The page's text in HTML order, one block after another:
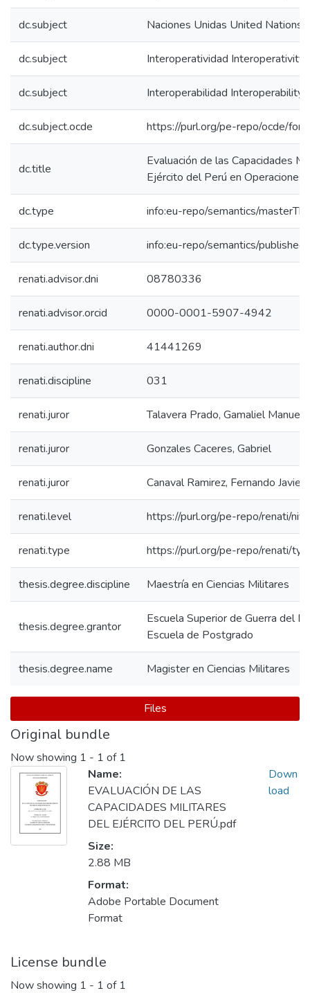
dc.subject Naciones Unidas United Nations
dc.subject Interoperatividad Interoperativity
dc.subject Interoperabilidad Interoperability
dc.subject.ocde https://purl.org/pe-repo/ocde/
dc.title
Evaluación de las Capacidades
Ejército del Perú en Operaciones
dc.type info:eu-repo/semantics/
dc.type.version info:eu-repo/semantics/
renati.advisor.dni 08780336
renati.advisor.orcid 0000-0001-5907-4942
renati.author.dni 41441269
renati.discipline 031
renati.juror Talavera Prado, Gamaliel Manuel
renati.juror Gonzales Caceres, Gabriel
renati.juror Canaval Ramirez, Fernando Javier
renati.level https://purl.org/pe-repo/renati/
renati.type https://purl.org/pe-repo/renati/
thesis.degree.discipline Maestría en Ciencias Militares
thesis.degree.grantor
Escuela Superior de Guerra del
Escuela de Postgrado
thesis.degree.name Magister en Ciencias Militares
Files
Original bundle
Now showing 1 - 1 of 1
Name:
EVALUACIÓN DE LAS
CAPACIDADES MILITARES
DEL EJÉRCITO DEL PERÚ.pdf
Size:
2.88 MB
Format:
Adobe Portable Document
Format
Down
load
License bundle
Now showing 1 - 1 of 1